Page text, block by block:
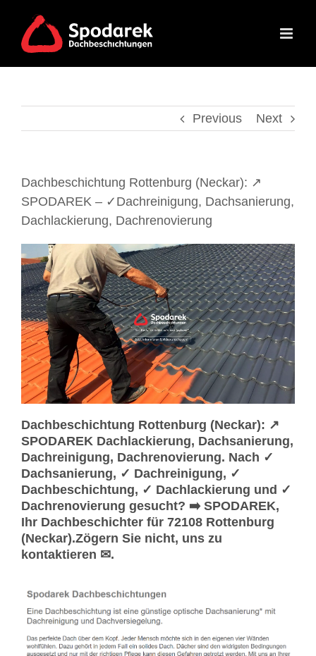
content
Previous Next
Dachbeschichtung Rottenburg (Neckar): ↗️
SPODAREK – ✓Dachreinigung, Dachsanierung,
Dachlackierung, Dachrenovierung
Dachbeschichtung Rottenburg (Neckar): ↗️
SPODAREK Dachlackierung, Dachsanierung,
Dachreinigung, Dachrenovierung. Nach ✓
Dachsanierung, ✓ Dachreinigung, ✓
Dachbeschichtung, ✓ Dachlackierung und ✓
Dachrenovierung gesucht? ➡️ SPODAREK,
Ihr Dachbeschichter für 72108 Rottenburg
(Neckar).Zögern Sie nicht, uns zu
kontaktieren ✉.